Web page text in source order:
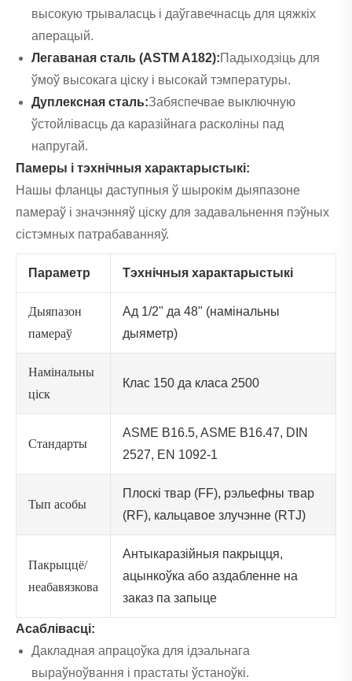
высокую трываласць і даўгавечнасць для цяжкіх
аперацый.
Легаваная сталь (ASTM A182):Падыходзіць для
ўмоў высокага ціску і высокай тэмпературы.
Дуплексная сталь:Забяспечвае выключную
ўстойлівасць да каразійнага расколіны пад
напругай.
Памеры і тэхнічныя характарыстыкі:
Нашы фланцы даступныя ў шырокім дыяпазоне
памераў і значэнняў ціску для задавальнення пэўных
сістэмных патрабаванняў.
Параметр Тэхнічныя характарыстыкі
Дыяпазон
памераў
Ад 1/2" да 48" (намінальны
дыяметр)
Намінальны
ціск
Клас 150 да класа 2500
Стандарты
ASME B16.5, ASME B16.47, DIN
2527, EN 1092-1
Тып асобы
Плоскі твар (FF), рэльефны твар
(RF), кальцавое злучэнне (RTJ)
Пакрыццё/
неабавязкова
Антыкаразійныя пакрыцця,
ацынкоўка або аздабленне на
заказ па запыце
Асаблівасці:
Дакладная апрацоўка для ідэальнага
выраўноўвання і прастаты ўстаноўкі.